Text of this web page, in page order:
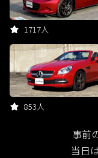
1717人
853人
事前
当日